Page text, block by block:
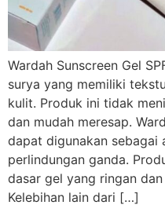
Wardah Sunscreen Gel
surya yang memiliki
kulit. Produk ini tidak
dan mudah meresap.
dapat digunakan sebagai
perlindungan ganda.
dasar gel yang ringan
Kelebihan lain dari […]